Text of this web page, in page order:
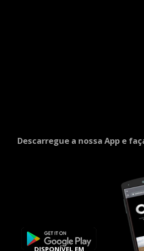
Descarregue a nossa App e
DISPONÍVEL EM